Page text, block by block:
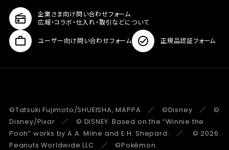
企業さま向け問い合わせフォーム
広報・コラボ・仕入れ・取引などについて
ユーザー向け問い合わせフォーム 正規品認証フォーム
©Tatsuki Fujimoto/SHUEISHA, MAPPA ／ ©Disney ／ ©
Disney/Pixar ／ © DISNEY. Based on the “Winnie the
Pooh” works by A.A. Milne and E.H. Shepard. ／ © 2026
Peanuts Worldwide LLC ／ ©Pokémon.